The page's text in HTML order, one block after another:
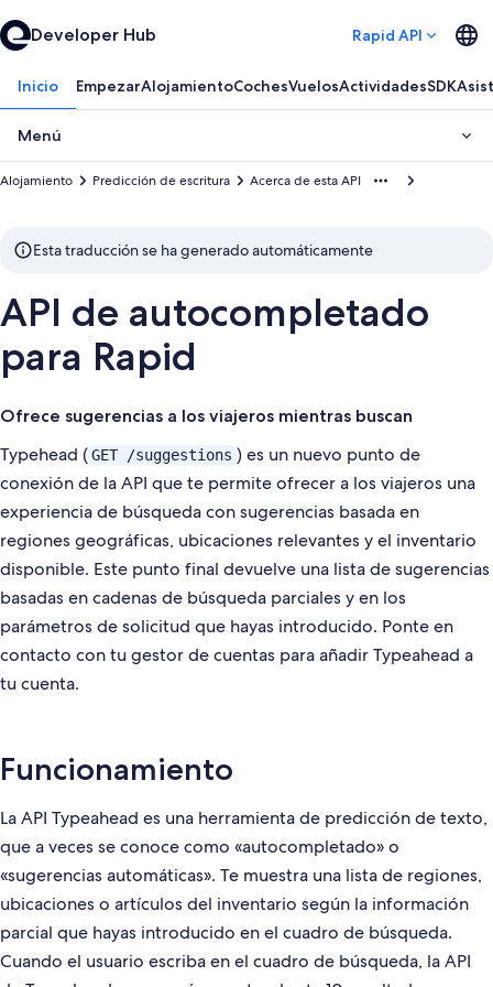
Developer Hub Rapid API
Inicio EmpezarAlojamientoCochesVuelosActividadesSDK
Menú
Acerca de esta API
Predicción de escritura
Alojamiento
Esta traducción se ha generado automáticamente
API de autocompletado
para Rapid
Ofrece sugerencias a los viajeros mientras buscan
Typehead ( GET /suggestions ) es un nuevo punto de
conexión de la API que te permite ofrecer a los viajeros una
experiencia de búsqueda con sugerencias basada en
regiones geográficas, ubicaciones relevantes y el inventario
disponible. Este punto final devuelve una lista de sugerencias
basadas en cadenas de búsqueda parciales y en los
parámetros de solicitud que hayas introducido. Ponte en
contacto con tu gestor de cuentas para añadir Typeahead a
tu cuenta.
Funcionamiento
La API Typeahead es una herramienta de predicción de texto,
que a veces se conoce como «autocompletado» o
«sugerencias automáticas». Te muestra una lista de regiones,
ubicaciones o artículos del inventario según la información
parcial que hayas introducido en el cuadro de búsqueda.
Cuando el usuario escriba en el cuadro de búsqueda, la API